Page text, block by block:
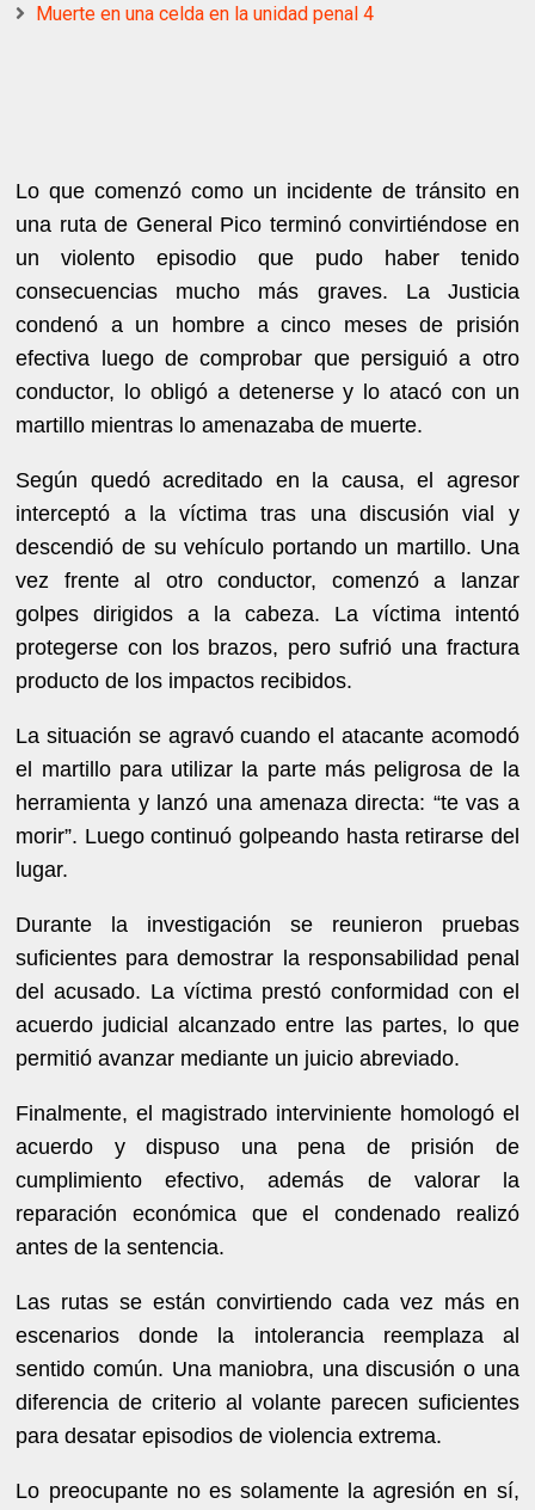
Muerte en una celda en la unidad penal 4
Lo que comenzó como un incidente de tránsito en
una ruta de General Pico terminó convirtiéndose en
un violento episodio que pudo haber tenido
consecuencias mucho más graves. La Justicia
condenó a un hombre a cinco meses de prisión
efectiva luego de comprobar que persiguió a otro
conductor, lo obligó a detenerse y lo atacó con un
martillo mientras lo amenazaba de muerte.
Según quedó acreditado en la causa, el agresor
interceptó a la víctima tras una discusión vial y
descendió de su vehículo portando un martillo. Una
vez frente al otro conductor, comenzó a lanzar
golpes dirigidos a la cabeza. La víctima intentó
protegerse con los brazos, pero sufrió una fractura
producto de los impactos recibidos.
La situación se agravó cuando el atacante acomodó
el martillo para utilizar la parte más peligrosa de la
herramienta y lanzó una amenaza directa: “te vas a
morir”. Luego continuó golpeando hasta retirarse del
lugar.
Durante la investigación se reunieron pruebas
suficientes para demostrar la responsabilidad penal
del acusado. La víctima prestó conformidad con el
acuerdo judicial alcanzado entre las partes, lo que
permitió avanzar mediante un juicio abreviado.
Finalmente, el magistrado interviniente homologó el
acuerdo y dispuso una pena de prisión de
cumplimiento efectivo, además de valorar la
reparación económica que el condenado realizó
antes de la sentencia.
Las rutas se están convirtiendo cada vez más en
escenarios donde la intolerancia reemplaza al
sentido común. Una maniobra, una discusión o una
diferencia de criterio al volante parecen suficientes
para desatar episodios de violencia extrema.
Lo preocupante no es solamente la agresión en sí,